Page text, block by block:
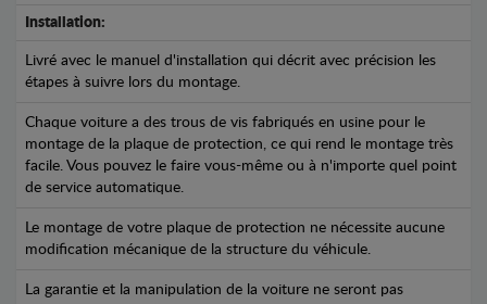
Installation:
Livré avec le manuel d'installation qui décrit avec précision les
étapes à suivre lors du montage.
Chaque voiture a des trous de vis fabriqués en usine pour le
montage de la plaque de protection, ce qui rend le montage très
facile. Vous pouvez le faire vous-même ou à n'importe quel point
de service automatique.
Le montage de votre plaque de protection ne nécessite aucune
modification mécanique de la structure du véhicule.
La garantie et la manipulation de la voiture ne seront pas